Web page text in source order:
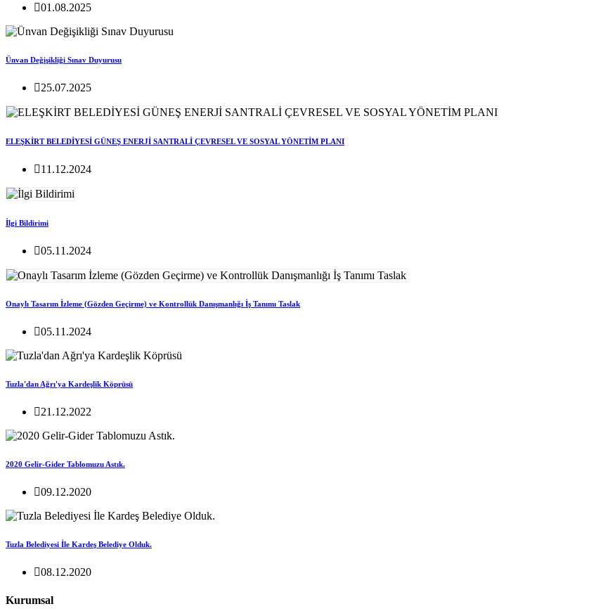
01.08.2025
Ünvan Değişikliği Sınav Duyurusu
25.07.2025
ELEŞKİRT BELEDİYESİ GÜNEŞ ENERJİ SANTRALİ ÇEVRESEL VE SOSYAL YÖNETİM PLANI
11.12.2024
İlgi Bildirimi
05.11.2024
Onaylı Tasarım İzleme (Gözden Geçirme) ve Kontrollük Danışmanlığı İş Tanımı Taslak
05.11.2024
Tuzla'dan Ağrı'ya Kardeşlik Köprüsü
21.12.2022
2020 Gelir-Gider Tablomuzu Astık.
09.12.2020
Tuzla Belediyesi İle Kardeş Belediye Olduk.
08.12.2020
Kurumsal